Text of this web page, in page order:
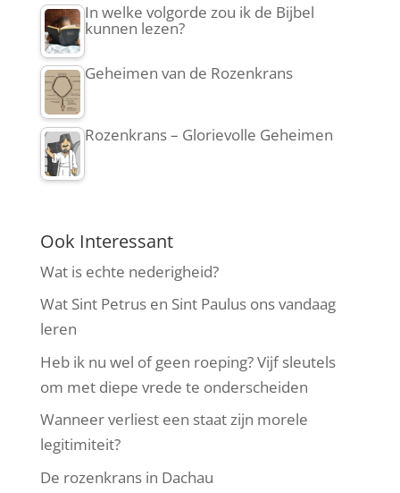
In welke volgorde zou ik de Bijbel
kunnen lezen?
Geheimen van de Rozenkrans
Rozenkrans – Glorievolle Geheimen
Ook Interessant
Wat is echte nederigheid?
Wat Sint Petrus en Sint Paulus ons vandaag
leren
Heb ik nu wel of geen roeping? Vijf sleutels
om met diepe vrede te onderscheiden
Wanneer verliest een staat zijn morele
legitimiteit?
De rozenkrans in Dachau